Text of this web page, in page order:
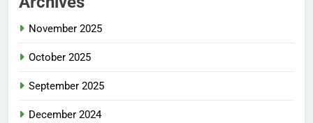
November 2025
October 2025
September 2025
December 2024